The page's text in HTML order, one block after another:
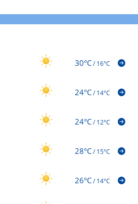
30°C/16°C
24°C/14°C
24°C/12°C
28°C/15°C
26°C/14°C